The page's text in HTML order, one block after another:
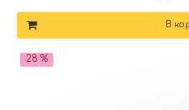
В
28 %